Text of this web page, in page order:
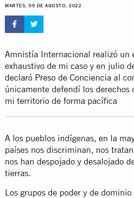
MARTES, 09 DE AGOSTO, 2022
Amnistía Internacional realizó un
exhaustivo de mi caso y en julio
declaró Preso de Conciencia al
únicamente defendí los derechos
mi territorio de forma pacífica
A los pueblos indígenas, en la
países nos discriminan, nos
nos han despojado y desalojado
tierras.
Los grupos de poder y de